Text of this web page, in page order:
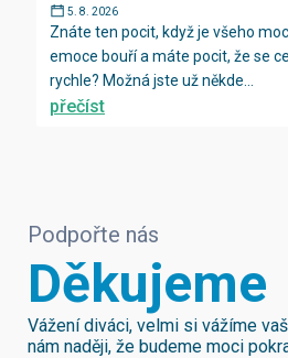
5. 8. 2026
Znáte ten pocit, když je všeho
emoce bouří a máte pocit, že se
rychle? Možná jste už někde...
přečíst
Podpořte nás
Děkujeme
Vážení diváci, velmi si vážíme
nám naději, že budeme moci